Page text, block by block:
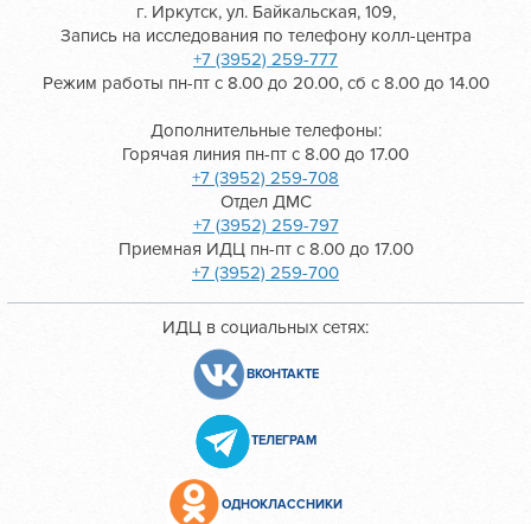
г. Иркутск, ул. Байкальская, 109,
Запись на исследования по телефону колл-центра
+7 (3952) 259-777
Режим работы пн-пт с 8.00 до 20.00, сб с 8.00 до 14.00
Дополнительные телефоны:
Горячая линия пн-пт с 8.00 до 17.00
+7 (3952) 259-708
Отдел ДМС
+7 (3952) 259-797
Приемная ИДЦ пн-пт с 8.00 до 17.00
+7 (3952) 259-700
ИДЦ в социальных сетях:
ВКОНТАКТЕ
ТЕЛЕГРАМ
ОДНОКЛАССНИКИ